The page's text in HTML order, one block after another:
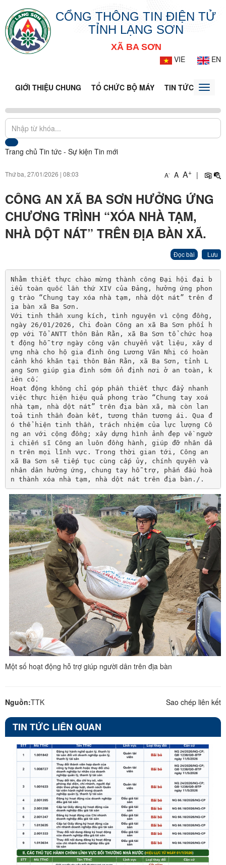
CỔNG THÔNG TIN ĐIỆN TỬ
TỈNH LẠNG SƠN
XÃ BA SƠN
VIE
EN
GIỚI THIỆU CHUNG TỔ CHỨC BỘ MÁY TIN TỨC - SỰToggle
Trang chủ Tin tức - Sự kiện Tin mới
Thứ ba, 27/01/2026 | 08:03 A- A A+ |
CÔNG AN XÃ BA SƠN HƯỞNG ỨNG
CHƯƠNG TRÌNH “XÓA NHÀ TẠM,
NHÀ DỘT NÁT” TRÊN ĐỊA BÀN XÃ.
Đọc bài Lưu
Nhằm thiết thực chào mừng thành công Đại hội đại b
iểu toàn quốc lần thứ XIV của Đảng, hưởng ứng phon
g trào “Chung tay xóa nhà tạm, nhà dột nát” trên đ
ịa bàn xã Ba Sơn.
Với tinh thần xung kích, tình nguyện vì cộng đồng,
ngày 26/01/2026, Chi đoàn Công an xã Ba Sơn phối h
ợp với Tổ ANTT thôn Bản Rằn, xã Ba Sơn tổ chức hoạ
t động hỗ trợ ngày công vận chuyển vật liệu, xây d
ựng nhà cho hộ gia đình ông Lương Văn Nhị có hoàn
cảnh khó khăn tại thôn Bản Rằn, xã Ba Sơn, tỉnh L
ạng Sơn giúp gia đình sớm ổn định nơi ở an toàn, k
iên cố.
Hoạt động không chỉ góp phần thiết thực đẩy nhanh
việc thực hiện hiệu quả phong trào “Chung tay xoá
nhà tạm, nhà dột nát” trên địa bàn xã, mà còn lan
toả tinh thần đoàn kết, tương thân tương ái. Qua đ
ó thể hiện tinh thần, trách nhiệm của lực lượng Cô
ng an với cộng đồng; xây dựng hình ảnh đẹp về ngườ
i chiến sĩ Công an luôn đồng hành, giúp đỡ nhân dâ
n trên mọi lĩnh vực. Trong thời gian tới, Công an
xã Ba Sơn sẽ tiếp tục cùng cấp ủy, chính quyền và
nhân dân hưởng ứng, chung tay hỗ trợ, phấn đấu hoà
n thành xóa nhà tạm, nhà dột nát trên địa bàn./.
Một số hoạt động hỗ trợ giúp người dân trên địa bàn
Nguồn:TTK Sao chép liên kết
TIN TỨC LIÊN QUAN